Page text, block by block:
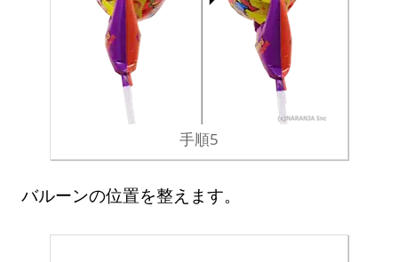
手順5
バルーンの位置を整えます。